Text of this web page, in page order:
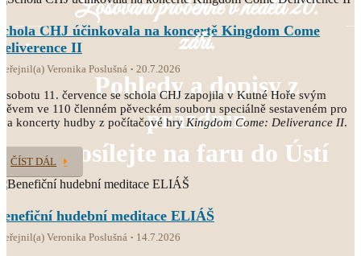
Losování proběhne v neděli 20.
září.
Pohledy a dopisy z
prázdnin
posílejte na faru do Ústí
CHJ účinkovala na koncertě Kingdom Come
II
Veronika Poslušná 20.7.2026
sobotu 11. července se schola CHJ zapojila v Kutné Hoře svým
ve 110 členném pěveckém souboru speciálně sestaveném pro
koncerty hudby z počítačové hry Kingdom Come: Deliverance II.
ČÍST DÁL
hudební meditace ELIÁŠ
Veronika Poslušná 14.7.2026